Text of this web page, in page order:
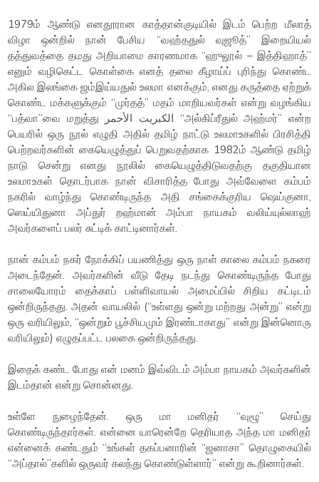
1979ம் ஆண்டு எனதூரான காத்தான்குடியில் இடம் பெற்ற மீலாத்
விழா ஒன்றில் நான் பேசிய “வஹ்ததுல் வுஜூத்” இறையியல்
தத்துவத்தை தமது அறியாமை காரணமாக “ஹுலூல் – இத்திஹாத்”
எனும் வழிகெட்ட கொள்கை எனத் தலை கீழாய்ப் புரிந்து கொண்ட
அகில இலங்கை ஜம்இய்யதுல் உலமா எனக்கும், எனது கருத்தை ஏற்றுக்
கொண்ட மக்களுக்கும் “முர்தத்” மதம் மாறியவர்கள் என்று வழங்கிய
“பத்வா”வை மறுத்து الكبريت الأحمر “அல்கிப்ரீதுல் அஹ்மர்” என்ற
பெயரில் ஒரு நூல் எழுதி அதில் தமிழ் நாட்டு உலமாஉகளில் பிரசித்தி
பெற்றவர்களின் கையெழுத்துப் பெறுவதற்காக 1982ம் ஆண்டு தமிழ்
நாடு சென்று எனது நூலில் கையெழுத்திடுவதற்கு தகுதியான
உலமாஉகள் தொடர்பாக நான் விசாரித்த போது அவ்வேளை கம்பம்
நகரில் வாழ்ந்து கொண்டிருந்த அதி சங்கைக்குரிய ஷெய்குனா,
ஸெய்யிதுனா அப்துர் றஹ்மான் அம்பா நாயகம் வலிய்யுல்லாஹ்
அவர்களைப் பலர் சுட்டிக் காட்டினார்கள்.
நான் கம்பம் நகர் நோக்கிப் பயணித்து ஒரு நாள் காலை கம்பம் நகரை
அடைந்தேன். அவர்களின் வீடு தேடி நடந்து கொண்டிருந்த போது
சாலையோரம் தைக்காப் பள்ளிவாயல் அமைப்பில் சிறிய கட்டிடம்
ஒன்றிருந்தது. அதன் வாயலில் (“உள்ளது ஒன்று மற்றது அன்று” என்று
ஒரு வரியிலும், “ஒன்றும் பூச்சியமும் இரண்டாகாது” என்று இன்னொரு
வரியிலும்) எழுதப்பட்ட பலகை ஒன்றிருந்தது.
இதைக் கண்ட போது என் மனம் இவ்விடம் அம்பா நாயகம் அவர்களின்
இடம்தான் என்று சொன்னது.
உள்ளே நுழைந்தேன். ஒரு மா மனிதர் “வுழூ” செய்து
கொண்டிருந்தார்கள். என்னை யாரென்றே தெரியாத அந்த மா மனிதர்
என்னைக் கண்டதும் “உங்கள் தகப்பனாரின் “ஜனாசா” தொழுகையில்
“அப்தால்”களில் ஒருவர் கலந்து கொண்டுள்ளார்” என்று கூறினார்கள்.